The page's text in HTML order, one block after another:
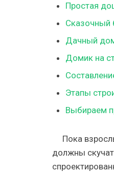
Простая
Сказочный
Дачный
Домик на
Этапы
Выбираем
Пока
должны